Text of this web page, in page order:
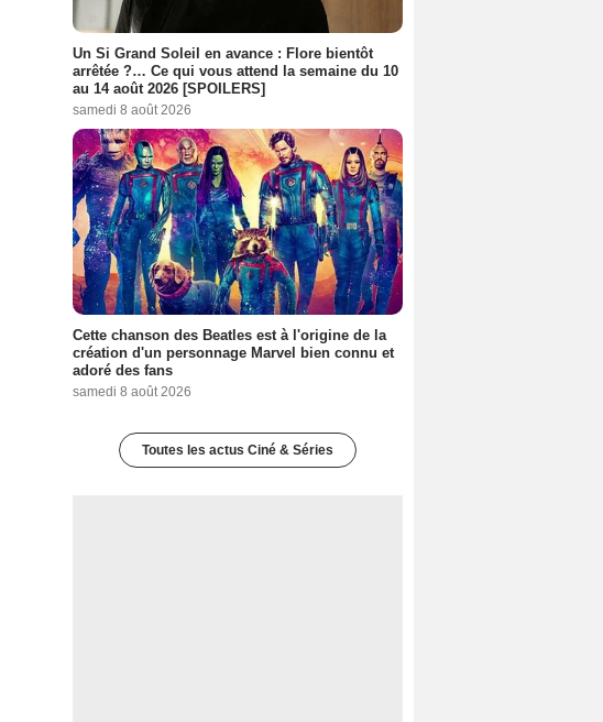
Un Si Grand Soleil en avance : Flore bientôt
arrêtée ?… Ce qui vous attend la semaine du 10
au 14 août 2026 [SPOILERS]
samedi 8 août 2026
Cette chanson des Beatles est à l'origine de la
création d'un personnage Marvel bien connu et
adoré des fans
samedi 8 août 2026
Toutes les actus Ciné & Séries